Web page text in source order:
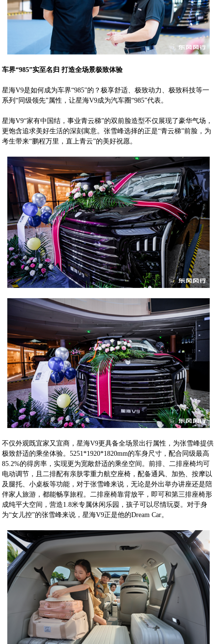
车界“985”实至名归 打造全场景极致体验
星海V9是如何成为车界“985”的？极享舒适、极致动力、极致科技等一
系列“同级领先”属性，让星海V9成为汽车圈“985”代表。
星海V9“家有中国结，事业青云梯”的双前脸造型不仅展现了豪华气场，
更饱含追求美好生活的深刻寓意。张雪峰选择的正是“青云梯”前脸，为
考生带来“鹏程万里，直上青云”的美好祝愿。
不仅外观既宜家又宜商，星海V9更具备全场景出行属性，为张雪峰提供
极致舒适的乘坐体验。5251*1920*1820mm的车身尺寸，配合同级最高
85.2%的得房率，实现更为宽敞舒适的乘坐空间。前排、二排座椅均可
电动调节，且二排配有亲肤零重力航空座椅，配备通风、加热、按摩以
及腿托、小桌板等功能，对于张雪峰来说，无论是外出举办讲座还是陪
伴家人旅游，都能畅享旅程。二排座椅靠背放平，即可和第三排座椅形
成纯平大空间，营造1.8米专属休闲乐园，孩子可以尽情玩耍。对于身
为“女儿控”的张雪峰来说，星海V9正是他的Dream Car。